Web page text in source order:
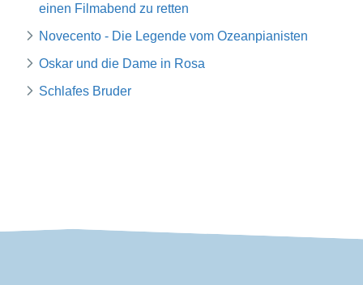
einen Filmabend zu retten
Novecento - Die Legende vom Ozeanpianisten
Oskar und die Dame in Rosa
Schlafes Bruder